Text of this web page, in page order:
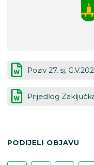
Poziv 27. sj.
Prijedlog
PODIJELI OBJAVU